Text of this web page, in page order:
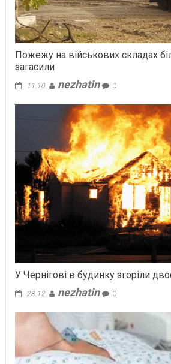
Пожежу на військових складах
загасили
11.10. nezhatin 0
У Чернігові в будинку згоріли
28.12. nezhatin 0